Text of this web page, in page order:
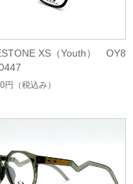
XS（Youth） OY8
円 （税込み）